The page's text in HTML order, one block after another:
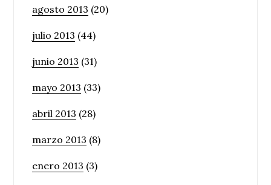
agosto 2013 (20)
julio 2013 (44)
junio 2013 (31)
mayo 2013 (33)
abril 2013 (28)
marzo 2013 (8)
enero 2013 (3)